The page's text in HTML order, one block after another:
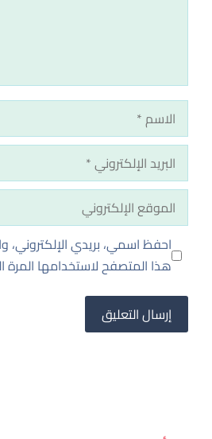
الاسم
البريد
الإلكتروني
الموقع
الإلكتروني
احفظ اسمي، بريدي الإلكتروني،
هذا المتصفح لاستخدامها المرة